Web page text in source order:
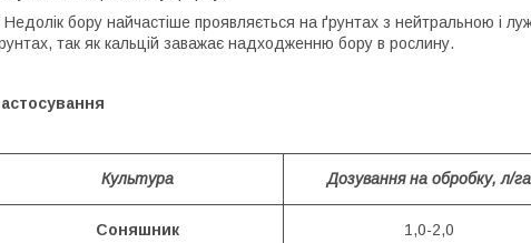
бору найчастіше проявляється на ґрунтах з нейтральною і
так як кальцій заважає надходженню бору в рослину.
Культура Дозування на обробку, л/га
Соняшник 1,0-2,0